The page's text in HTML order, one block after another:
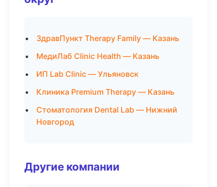
ЗдравПункт Therapy Family — Казань
МедиЛаб Clinic Health — Казань
ИП Lab Clinic — Ульяновск
Клиника Premium Therapy — Казань
Стоматология Dental Lab — Нижний
Новгород
Другие компании